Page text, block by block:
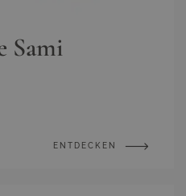
Sami
ENTDECKEN